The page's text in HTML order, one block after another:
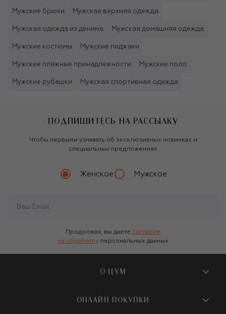
Мужские брюки Мужская верхняя одежда
Мужская одежда из денима Мужская домашняя одежда
Мужские костюмы Мужские пиджаки
Мужские пляжные принадлежности Мужские поло
Мужские рубашки Мужская спортивная одежда
ПОДПИШИТЕСЬ НА РАССЫЛКУ
Чтобы первыми узнавать об эксклюзивных новинках и
специальных предложениях
Женское Мужское
Продолжая, вы даете согласие
на обработку персональных данных
О ЦУМ
О магазине
ОНЛАЙН ПОКУПКИ